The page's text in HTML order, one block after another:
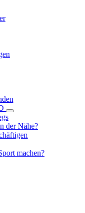
der Nähe?
machen?